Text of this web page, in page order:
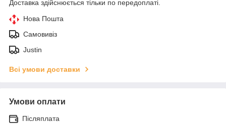
Доставка здійснюється тільки по передоплаті.
Нова Пошта
Самовивіз
Justin
Всі умови доставки
Умови оплати
Післяплата